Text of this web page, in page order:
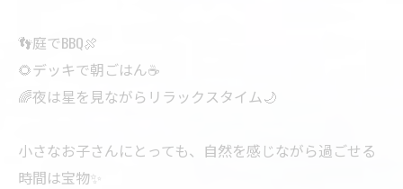
👣庭でBBQ🍖
🌻デッキで朝ごはん☕
🌈夜は星を見ながらリラックスタイム🌙
小さなお子さんにとっても、自然を感じながら過ごせる
時間は宝物✨